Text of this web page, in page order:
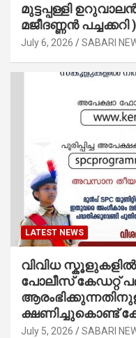
മുട്ടപ്പള്ളി
മജീദണ്ണൻ പച്ചക്കറി
July 6, 2026 SABARI
LATEST NEWS
വിവിധ
പോലീസ് കേഡറ്റ്
ക്ഷണിച്ചുകൊണ്ട്
July 5, 2026 SABARI